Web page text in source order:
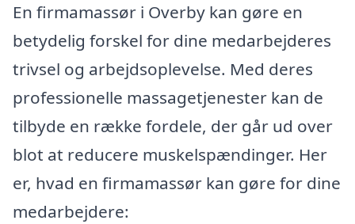
En firmamassør i Overby kan gøre en
betydelig forskel for dine medarbejderes
trivsel og arbejdsoplevelse. Med deres
professionelle massagetjenester kan de
tilbyde en række fordele, der går ud over
blot at reducere muskelspændinger. Her
er, hvad en firmamassør kan gøre for dine
medarbejdere: